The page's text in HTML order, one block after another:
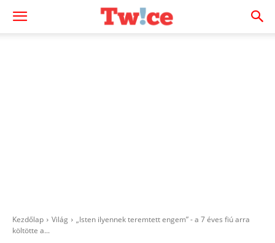
Kezdőlap Világ
„Isten ilyennek teremtett engem” - a 7 éves fiú arra
költötte a...